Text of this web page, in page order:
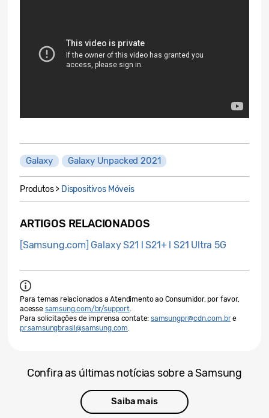
Galaxy Galaxy Unpacked 2021
Produtos > Dispositivos Móveis
ARTIGOS RELACIONADOS
[Samsung.com] Galaxy S21 l S21+ l S21 Ultra 5G
Para temas relacionados a Atendimento ao Consumidor, por favor,
acesse samsung.com/br/support.
Para solicitações de imprensa contate: samsungpr@cdn.com.bre
pr.samsungbrasil@samsung.com.
Confira as últimas notícias sobre a Samsung
Saiba mais